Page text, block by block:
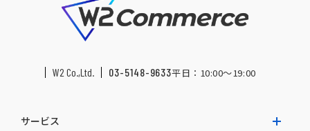
W2 Co.,Ltd. 03-5148-9633平日：10:00〜19:00
サービス